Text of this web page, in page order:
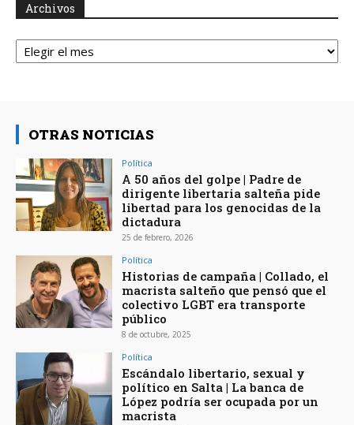
Archivos
Archivos
OTRAS NOTICIAS
Política
A 50 años del golpe | Padre de
dirigente libertaria salteña pide
libertad para los genocidas de la
dictadura
25 de febrero, 2026
Política
Historias de campaña | Collado, el
macrista salteño que pensó que el
colectivo LGBT era transporte
público
8 de octubre, 2025
Política
Escándalo libertario, sexual y
político en Salta | La banca de
López podría ser ocupada por un
macrista